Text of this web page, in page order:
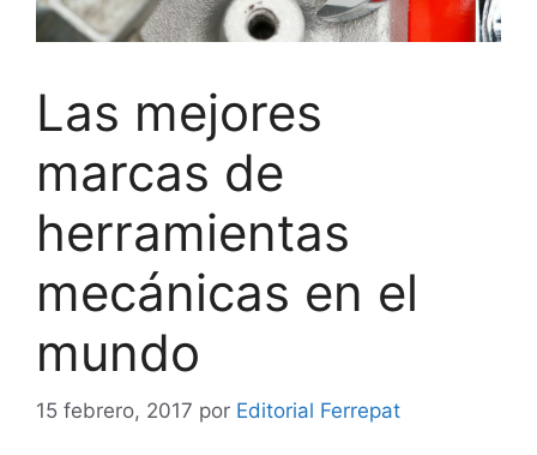
Las mejores
marcas de
herramientas
mecánicas en el
mundo
15 febrero, 2017 por Editorial Ferrepat